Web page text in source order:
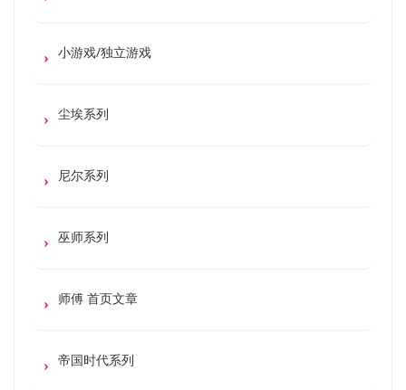
小游戏/独立游戏
尘埃系列
尼尔系列
巫师系列
师傅 首页文章
帝国时代系列